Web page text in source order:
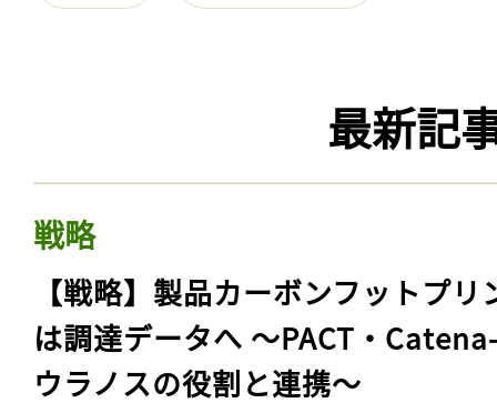
最新記
戦略
【戦略】製品カーボンフットプリ
は調達データへ 〜PACT・
ウラノスの役割と連携〜